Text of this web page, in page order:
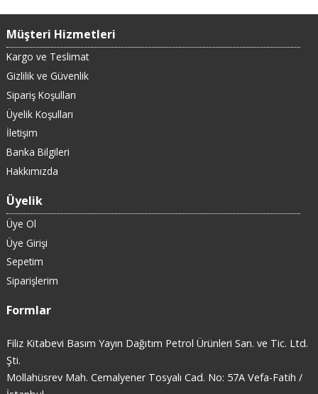
Müşteri Hizmetleri
Kargo ve Teslimat
Gizlilik ve Güvenlik
Sipariş Koşulları
Üyelik Koşulları
İletişim
Banka Bilgileri
Hakkımızda
Üyelik
Üye Ol
Üye Girişi
Sepetim
Siparişlerim
Formlar
Filiz Kitabevi Basım Yayın Dağıtım Petrol Ürünleri San. ve Tic. Ltd.
Şti.
Mollahüsrev Mah. Cemalyener Tosyalı Cad. No: 57A Vefa-Fatih /